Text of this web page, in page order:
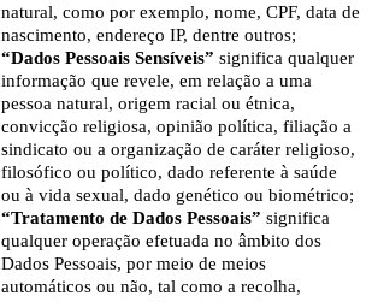
natural, como por exemplo, nome, CPF, data de
nascimento, endereço IP, dentre outros;
“Dados Pessoais Sensíveis” significa qualquer
informação que revele, em relação a uma
pessoa natural, origem racial ou étnica,
convicção religiosa, opinião política, filiação a
sindicato ou a organização de caráter religioso,
filosófico ou político, dado referente à saúde
ou à vida sexual, dado genético ou biométrico;
“Tratamento de Dados Pessoais” significa
qualquer operação efetuada no âmbito dos
Dados Pessoais, por meio de meios
automáticos ou não, tal como a recolha,